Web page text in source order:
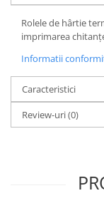
Rolele de hârtie
imprimarea
Informatii
Caracteristici
Review-uri(0)